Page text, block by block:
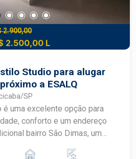
2.900,00
2.500,00 L
Studio para alugar
a ESALQ
SP
é uma excelente opção para
conforto e um endereço
bairro São Dimas, uma